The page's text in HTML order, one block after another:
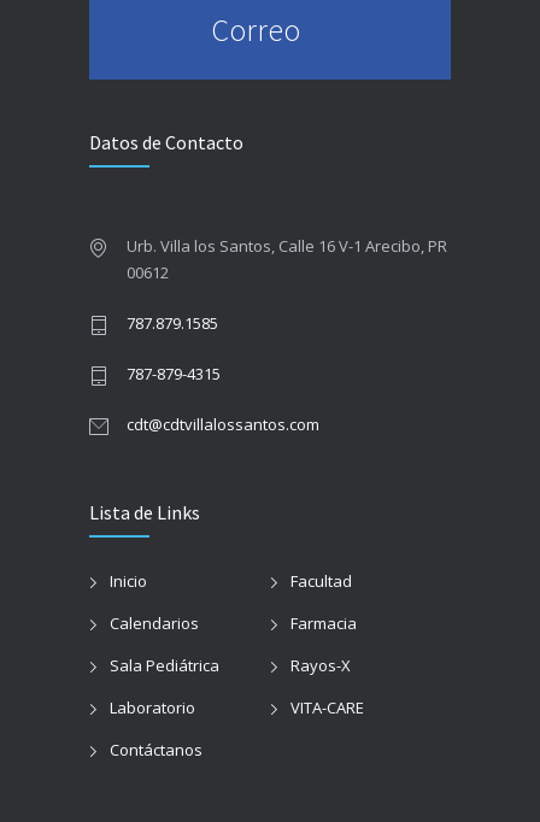
Correo
Datos de Contacto
Urb. Villa los Santos, Calle 16 V-1 Arecibo, PR
00612
787.879.1585
787-879-4315
cdt@cdtvillalossantos.com
Lista de Links
Inicio
Facultad
Calendarios
Farmacia
Sala Pediátrica
Rayos-X
Laboratorio
VITA-CARE
Contáctanos